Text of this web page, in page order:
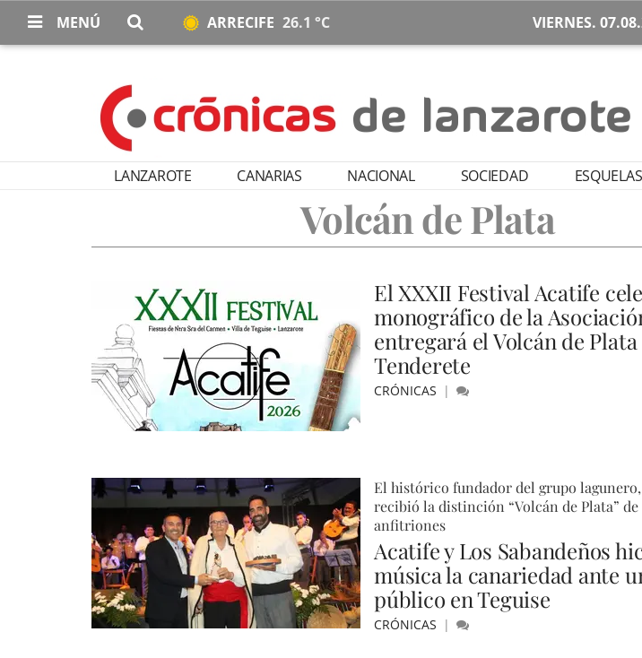
MENÚ ARRECIFE 26.1 °C VIERNES.
LANZAROTE CANARIAS NACIONAL SOCIEDAD ESQUELAS
Volcán de Plata
El XXXII Festival Acatife
monográfico de la
entregará el Volcán de
Tenderete
CRÓNICAS
El histórico fundador del grupo
recibió la distinción “Volcán de Plata”
anfitriones
Acatife y Los Sabandeños
música la canariedad ante
público en Teguise
CRÓNICAS